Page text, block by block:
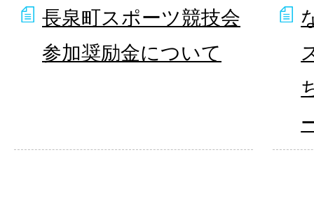
長泉町スポーツ競技会
参加奨励金について